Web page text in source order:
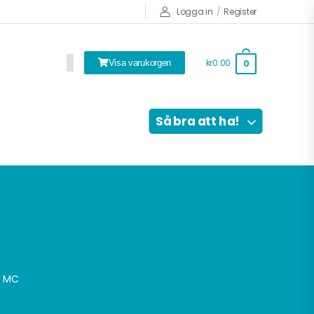
Logga in / Register
Visa varukorgen kr0.00 0
Så bra att ha!